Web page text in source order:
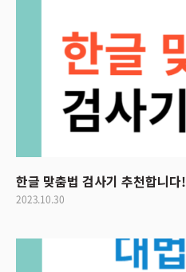
한글 맞춤법 검사기 추천합니다!
2023.10.30